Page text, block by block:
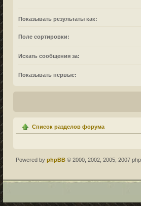
Показывать результаты как:
Поле сортировки:
Искать сообщения за:
Показывать первые:
Список разделов форума
Powered by phpBB © 2000, 2002, 2005, 2007